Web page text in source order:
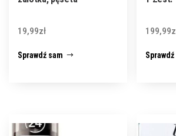
19,99zł
Sprawdź sam
199,99